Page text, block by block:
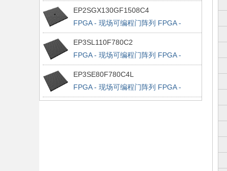
Stratix IV E 32522 LABs 1120 IOs
EP2SGX130GF1508C4
FPGA - 现场可编程门阵列 FPGA -
Stratix II GX 6627 LABs 734 IOs
EP3SL110F780C2
FPGA - 现场可编程门阵列 FPGA -
Stratix III 4300 LABs 488 IOs
EP3SE80F780C4L
FPGA - 现场可编程门阵列 FPGA -
Stratix III 3200 LABs 488 IOs